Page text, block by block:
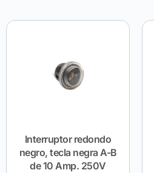
Interruptor redondo
negro, tecla negra A-B
de 10 Amp. 250V